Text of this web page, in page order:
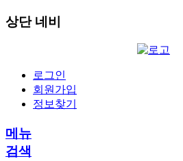
상단 네비
로그인
회원가입
정보찾기
메뉴
검색